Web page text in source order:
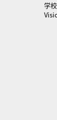
学